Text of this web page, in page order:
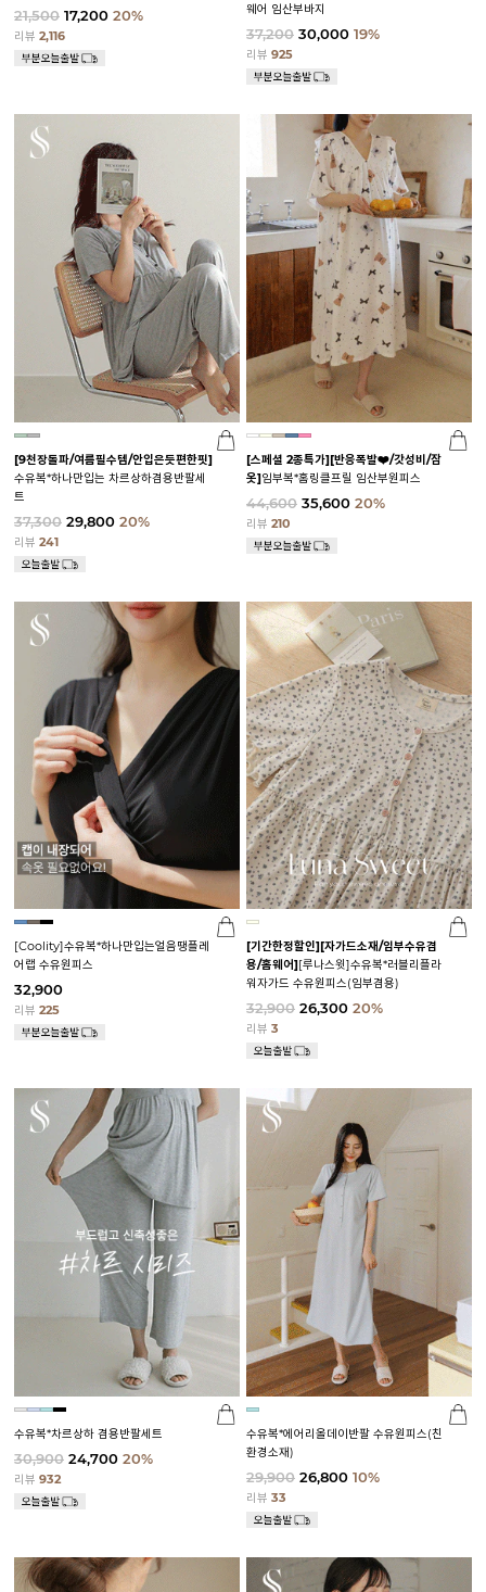
21,500 17,200 20%
리뷰 2,116
웨어 임산부바지
37,200 30,000 19%
리뷰 925
[9천장돌파/여름필수템/안입은듯편한핏]
수유복*하나만입는 차르상하겸용반팔세
트
37,300 29,800 20%
리뷰 241
[스페셜 2종특가][반응폭발❤️/갓성비/잠
옷]임부복*홈링클프릴 임산부원피스
44,600 35,600 20%
리뷰 210
[Coolity]수유복*하나만입는얼음땡플레
어랩 수유원피스
32,900
리뷰 225
[기간한정할인][자가드소재/임부수유겸
용/홈웨어][루나스윗]수유복*러블리플라
워자가드 수유원피스(임부겸용)
32,900 26,300 20%
리뷰 3
수유복*차르상하 겸용반팔세트
30,900 24,700 20%
리뷰 932
수유복*에어리올데이반팔 수유원피스(친
환경소재)
29,900 26,800 10%
리뷰 33